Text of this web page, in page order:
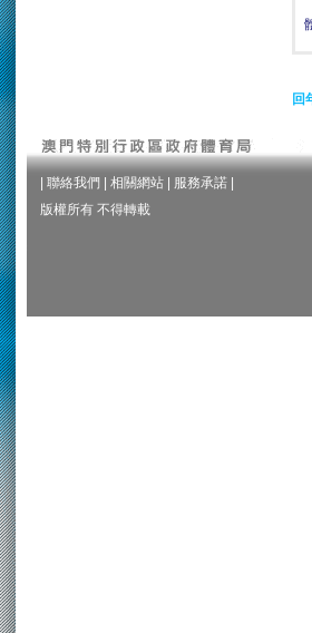
回
聯絡我們 相關網站 服務承諾
版權所有 不得轉載